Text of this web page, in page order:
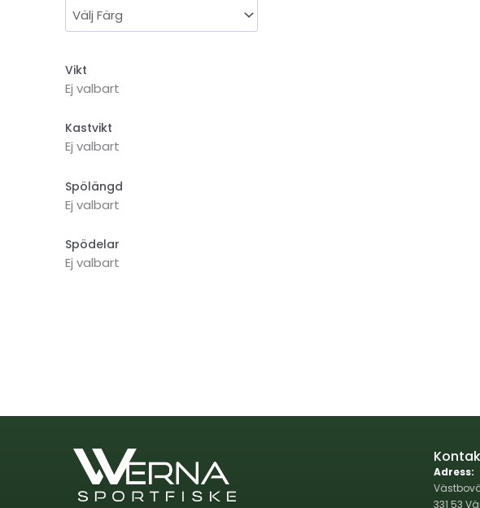
Vikt
Ej valbart
Kastvikt
Ej valbart
Spölängd
Ej valbart
Spödelar
Ej valbart
Adress:
331 53